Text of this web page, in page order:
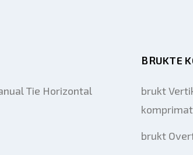
Tie Horizontal
BRUKTE
brukt
brukt